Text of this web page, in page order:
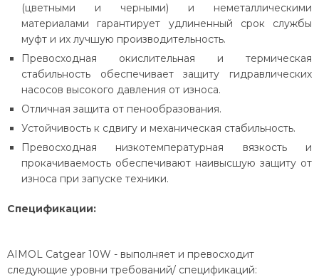
(цветными и черными) и неметаллическими
материалами гарантирует удлиненный срок службы
муфт и их лучшую производительность.
Превосходная окислительная и термическая
стабильность обеспечиваетзащиту гидравлических
насосов высокого давления от износа.
Отличная защита от пенообразования.
Устойчивость к сдвигу и механическая стабильность.
Превосходная низкотемпературная вязкость и
прокачиваемость обеспечивают наивысшую защиту от
износа при запуске техники.
Спецификации:
AIMOL Catgear 10W - выполняет и превосходит
следующие уровни требований/ спецификаций: